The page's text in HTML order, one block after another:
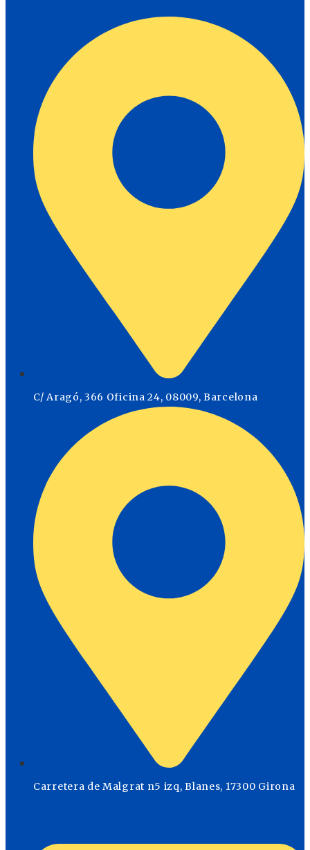
C/ Aragó, 366 Oficina 24, 08009, Barcelona
Carretera de Malgrat n5 izq, Blanes, 17300 Girona